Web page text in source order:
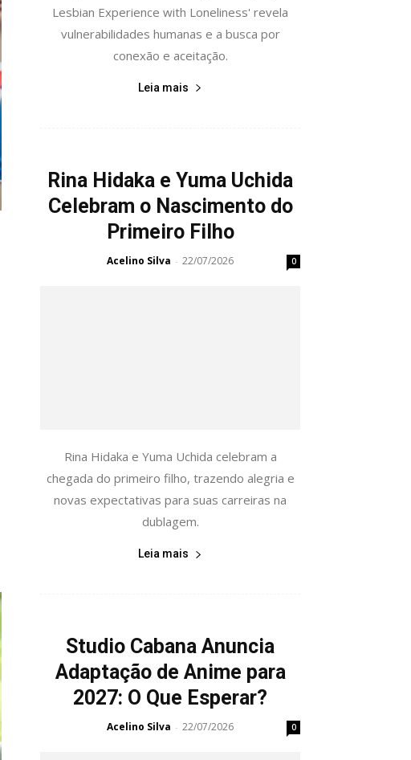
Lesbian Experience with Loneliness' revela
vulnerabilidades humanas e a busca por
conexão e aceitação.
Leia mais
Rina Hidaka e Yuma Uchida
Celebram o Nascimento do
Primeiro Filho
Acelino Silva - 22/07/2026 0
Rina Hidaka e Yuma Uchida celebram a
chegada do primeiro filho, trazendo alegria e
novas expectativas para suas carreiras na
dublagem.
Leia mais
Studio Cabana Anuncia
Adaptação de Anime para
2027: O Que Esperar?
Acelino Silva - 22/07/2026 0